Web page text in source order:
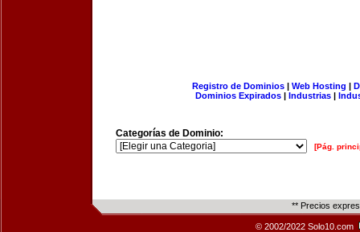
Registro de Dominios| Web Hosting |
Dominios Expirados | Industrias |
Categorías de Dominio:
[Pág.
** Precios
© 2002/2022 Solo10.com